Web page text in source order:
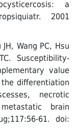
a
2001
Wang PC, Hsu
Susceptibility-
value
differentiation
necrotic
brain
61. doi: